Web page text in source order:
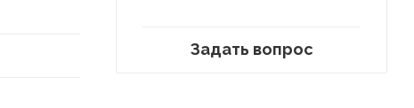
Задать вопрос